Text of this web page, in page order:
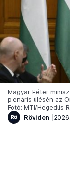
Magyar Péter
plenáris ülésén az
Fotó: MTI/Hegedüs
Röviden